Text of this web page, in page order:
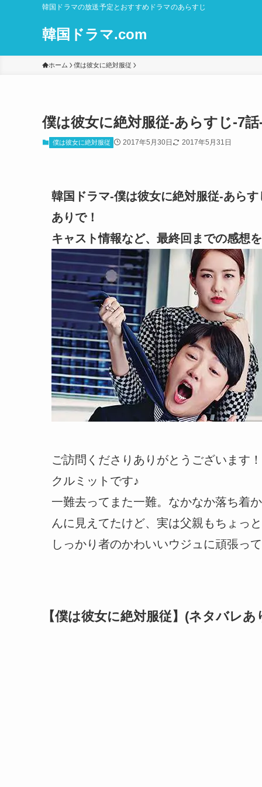
韓国ドラマの放送予定とおすすめドラマのあらすじ
韓国ドラマ.com
ホーム 僕は彼女に絶対服従
僕は彼女に絶対服従-あらすじ-7
僕は彼女に絶対服従 2017年5月30日 2017年5月31日
韓国ドラマ-僕は彼女に絶対服従-あら
ありで！
キャスト情報など、最終回までの感想
ご訪問くださりありがとうございます！
クルミットです♪
一難去ってまた一難。なかなか落ち着
んに見えてたけど、実は父親もちょっ
しっかり者のかわいいウジュに頑張っ
【僕は彼女に絶対服従】(ネタバレあ